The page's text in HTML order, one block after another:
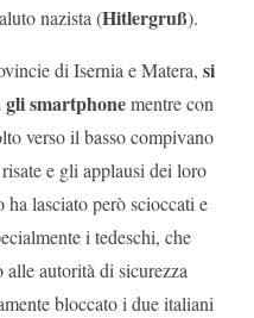
nazista (Hitlergruß).
di Isernia e Matera, si
gli smartphonementre con
verso il basso compivano
e gli applausi dei loro
lasciato però scioccati e
i tedeschi, che
alle autorità di sicurezza
bloccato i due italiani